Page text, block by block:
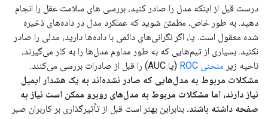
درست قبل از اینکه مدل را صادر کنید، بررسی های سلامت عقل را انجام
دهید. به طور خاص، مطمئن شوید که عملکرد مدل در داده‌های ذخیره
شده معقول است. یا، اگر نگرانی‌های دائمی با داده‌ها دارید، مدلی را صادر
نکنید. بسیاری از تیم‌هایی که به طور مداوم مدل‌ها را به کار می‌گیرند،
ناحیه زیر منحنی ROC
(یا AUC) را قبل از صادرات بررسی می‌کنند.
مشکلات مربوط به مدل‌هایی که صادر نشده‌اند به یک هشدار ایمیل
نیاز دارند، اما مشکلات مربوط به مدل‌های روبرو ممکن است نیاز به
صفحه داشته باشند. بنابراین بهتر است قبل از تأثیرگذاری بر کاربران صبر